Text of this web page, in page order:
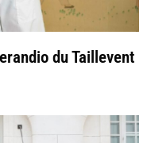
du Taillevent